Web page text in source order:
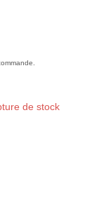
de stock